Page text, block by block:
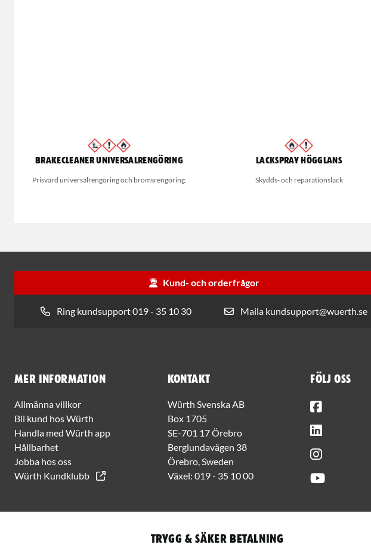
Brakecleaner universalrengöring
Prisvärd universalrengöring och bromsrengöring.
Lackspray Högglans
Skydds- och reparationslack
Kund- och orderfrågor
Ring kundsupport 019 - 35 10 30 Maila kundsupport@wuerth.se
Mer information
Allmänna villkor
Bli kund hos Würth
Handla med Würth app
Hållbarhet
Jobba hos oss
Würth Kundklubb
Kontakt
Würth Svenska AB
Box 1705
SE-701 17 Örebro
Berglundavägen 38
Örebro, Sweden
Växel: 019 - 35 10 00
Följ oss
Trygg & säker betalning